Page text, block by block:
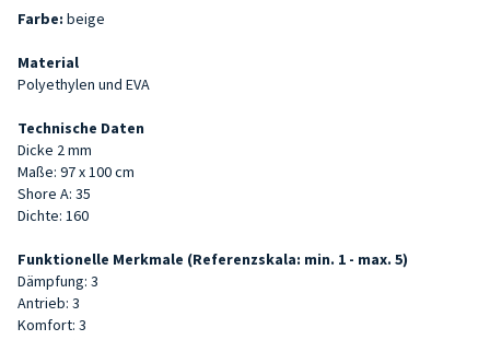
Farbe: beige
Material
Polyethylen und EVA
Technische Daten
Dicke 2 mm
Maße: 97 x 100 cm
Shore A: 35
Dichte: 160
Funktionelle Merkmale (Referenzskala: min. 1 - max. 5)
Dämpfung: 3
Antrieb: 3
Komfort: 3